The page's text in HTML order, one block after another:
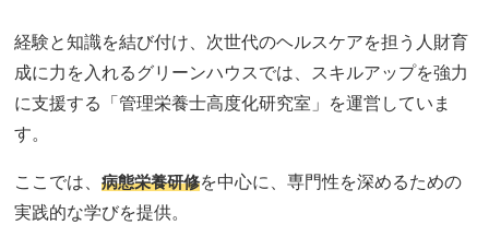
経験と知識を結び付け、次世代のヘルスケアを担う人財育
成に力を入れるグリーンハウスでは、スキルアップを強力
に支援する「管理栄養士高度化研究室」を運営していま
す。
ここでは、病態栄養研修を中心に、専門性を深めるための
実践的な学びを提供。